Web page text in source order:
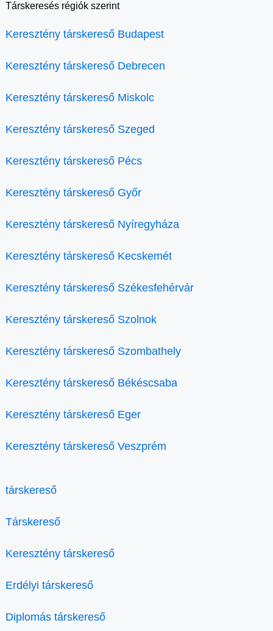
Társkeresés régiók szerint
Keresztény társkereső Budapest
Keresztény társkereső Debrecen
Keresztény társkereső Miskolc
Keresztény társkereső Szeged
Keresztény társkereső Pécs
Keresztény társkereső Győr
Keresztény társkereső Nyíregyháza
Keresztény társkereső Kecskemét
Keresztény társkereső Székesfehérvár
Keresztény társkereső Szolnok
Keresztény társkereső Szombathely
Keresztény társkereső Békéscsaba
Keresztény társkereső Eger
Keresztény társkereső Veszprém
társkereső
Társkereső
Keresztény társkereső
Erdélyi társkereső
Diplomás társkereső